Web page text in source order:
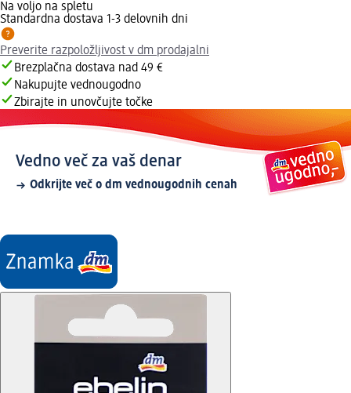
Na voljo na spletu
Standardna dostava 1-3 delovnih dni
Preverite razpoložljivost v dm prodajalni
Brezplačna dostava nad 49 €
Nakupujte vednougodno
Zbirajte in unovčujte točke
Vedno več za vaš denar
Odkrijte več o dm vednougodnih cenah